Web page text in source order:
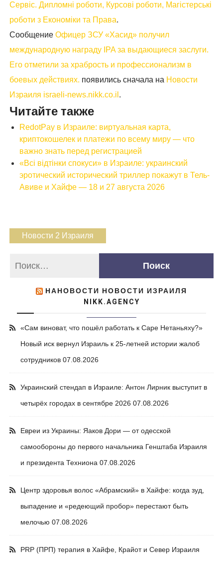
Сервіс. Дипломні роботи, Курсові роботи, Магістерські
роботи з Економіки та Права.
СообщениеОфицер ЗСУ «Хасид» получил
международную награду IPA за выдающиеся заслуги.
Его отметили за храбрость и профессионализм в
боевых действиях. появились сначала на Новости
Израиля israeli-news.nikk.co.il .
Читайте также
RedotPay в Израиле: виртуальная карта,
криптокошелек и платежи по всему миру — что
важно знать перед регистрацией
«Всі відтінки спокуси» в Израиле: украинский
эротический исторический триллер покажут в Тель-
Авиве и Хайфе — 18 и 27 августа 2026
Новости 2 Израиля
НАНОВОСТИ НОВОСТИ ИЗРАИЛЯ
NIKK.AGENCY
«Сам виноват, что пошёл работать к Саре Нетаньяху?»
Новый иск вернул Израиль к 25-летней истории жалоб
сотрудников 07.08.2026
Украинский стендап в Израиле: Антон Лирник выступит в
четырёх городах в сентябре 2026 07.08.2026
Евреи из Украины: Яаков Дори — от одесской
самообороны до первого начальника Генштаба Израиля
и президента Техниона 07.08.2026
Центр здоровья волос «Абрaмский» в Хайфе: когда зуд,
выпадение и «редеющий пробор» перестают быть
мелочью 07.08.2026
PRP (ПРП) терапия в Хайфе, Крайот и Север Израиля